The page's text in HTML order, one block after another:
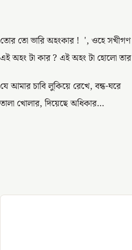
তোর তো ভারি অহংকার ! ', ওহে সখীগণ
এই অহং টা কার ? এই অহং টা হোলো তার
যে আমার চাবি লুকিয়ে রেখে, বন্ধ-ঘরে
তালা খোলার, দিয়েছে অধিকার…